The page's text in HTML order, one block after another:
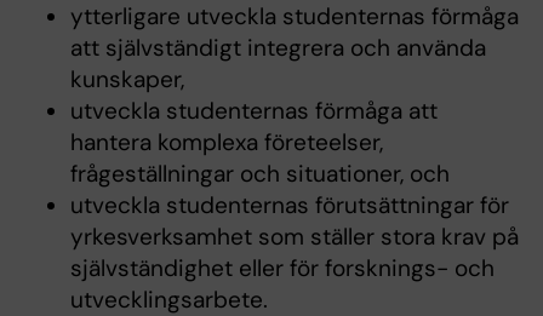
ytterligare utveckla studenternas förmåga
att självständigt integrera och använda
kunskaper,
utveckla studenternas förmåga att
hantera komplexa företeelser,
frågeställningar och situationer, och
utveckla studenternas förutsättningar för
yrkesverksamhet som ställer stora krav på
självständighet eller för forsknings- och
utvecklingsarbete.